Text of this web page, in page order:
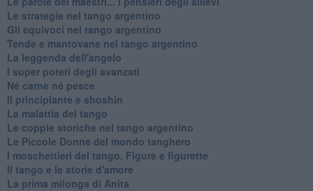
Le strategie nel tango argentino
Gli equivoci nel tango argentino
Tende e mantovane nel tango argentino
La leggenda dell'angelo
I super poteri degli avanzati
​Né carne né pesce
Il principiante e shoshin
La malattia del tango
Le coppie storiche nel tango argentino
​Le Piccole Donne del mondo tanghero
I moschettieri del tango. Figure e figurette
Il tango e le storie d'amore
​La prima milonga di Anita